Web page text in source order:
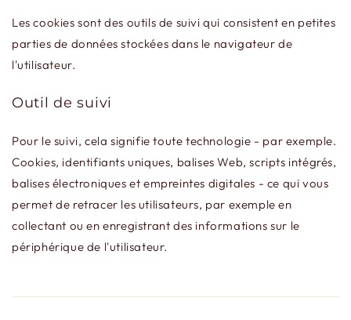
Les cookies sont des outils de suivi qui consistent en petites
parties de données stockées dans le navigateur de
l'utilisateur.
Outil de suivi
Pour le suivi, cela signifie toute technologie - par exemple.
Cookies, identifiants uniques, balises Web, scripts intégrés,
balises électroniques et empreintes digitales - ce qui vous
permet de retracer les utilisateurs, par exemple en
collectant ou en enregistrant des informations sur le
périphérique de l'utilisateur.